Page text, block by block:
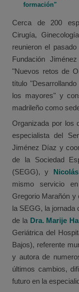
formación"
Cerca de 200
Cirugía,
reunieron el
Fundación
"Nuevos retos de
título
los mayores" y
madrileño como
Organizada por los
especialista del
Jiménez Díaz y
de la Sociedad
(SEGG), y
mismo servicio
Gregorio Marañón y
la SEGG, la jornada
de la Dra. Marije
Geriátrica del
Bajos), referente
y autora de
últimos cambios,
futuro en la